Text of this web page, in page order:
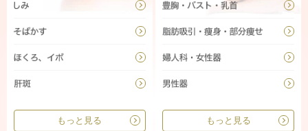
もっと見る もっと見る